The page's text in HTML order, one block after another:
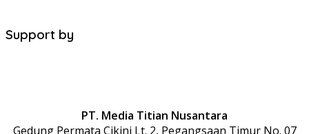
Support by
PT. Media Titian Nusantara
Gedung Permata Cikini Lt. 2, Pegangsaan Timur No. 07